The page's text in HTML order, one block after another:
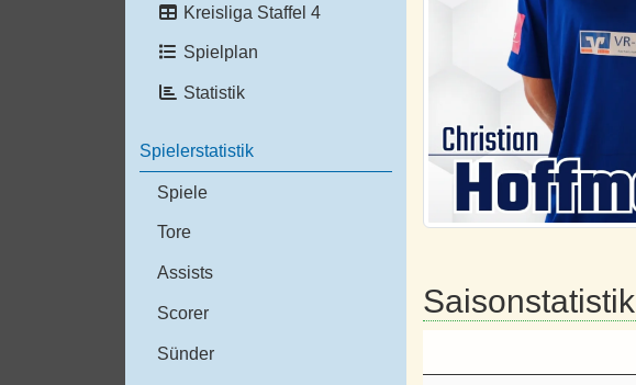
Kreisliga Staffel 4
Spielplan
Statistik
Spielerstatistik
Spiele
Tore
Assists
Scorer
Sünder
Saisonstatistik